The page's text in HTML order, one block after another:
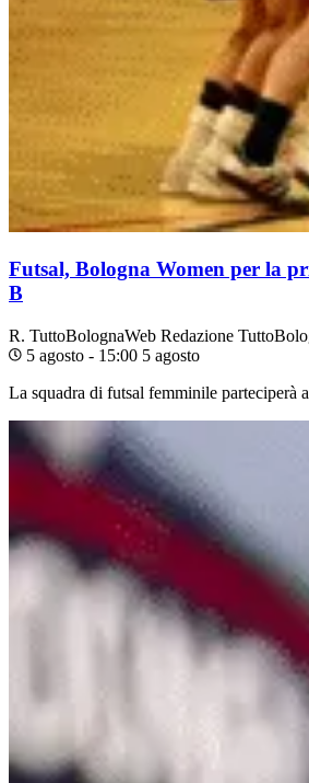
Futsal, Bologna Women per la
B
R. TuttoBolognaWeb Redazione
5 agosto - 15:00 5 agosto
La squadra di futsal femminile parteciperà